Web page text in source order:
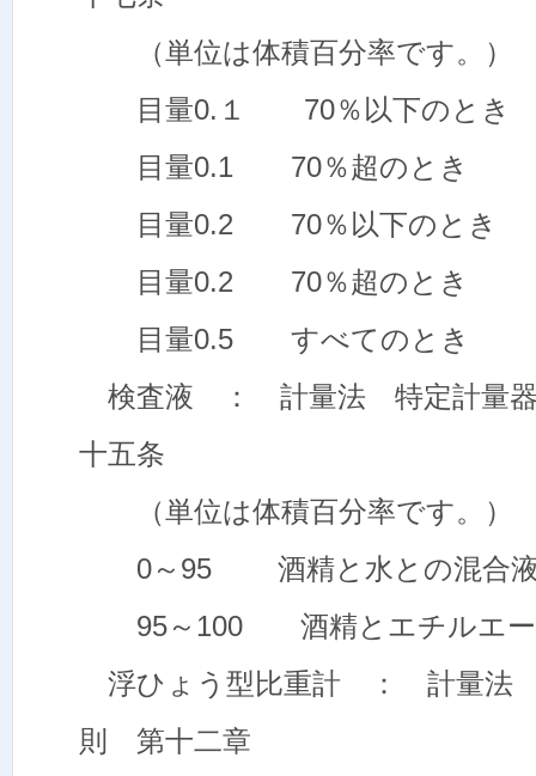
（単位は体積百分率です。）
目量0.１ 70％以下のと
目量0.1 70％超のとき
目量0.2 70％以下のとき
目量0.2 70％超のとき
目量0.5 すべてのとき
検査液 ： 計量法 特定計量器
十五条
（単位は体積百分率です。）
0～95 酒精と水との混合
95～100 酒精とエチルエー
浮ひょう型比重計 ： 計量法
則 第十二章